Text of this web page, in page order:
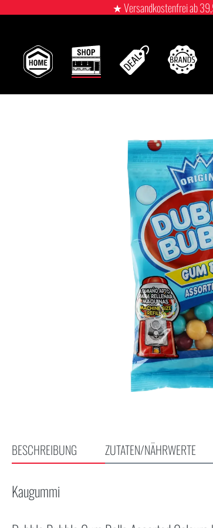
★ Versandkostenfrei ab
BESCHREIBUNG ZUTATEN/NÄHRWERTE
Kaugummi